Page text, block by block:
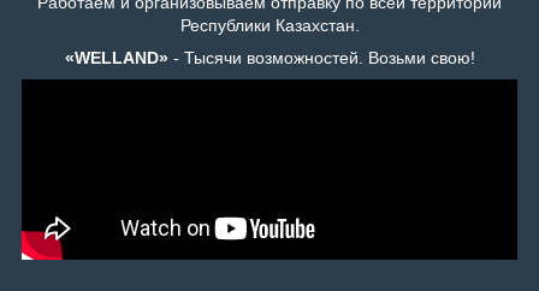
Республики Казахстан.
«WELLAND»- Тысячи возможностей. Возьми свою!